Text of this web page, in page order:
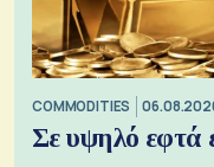
COMMODITIES
Σε υψηλό εφτά